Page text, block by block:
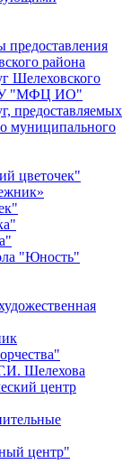
предоставления
района
Шелеховского
"МФЦ ИО"
предоставляемых
муниципального
цветочек"
"Юность"
Шелехова
центр
центр"